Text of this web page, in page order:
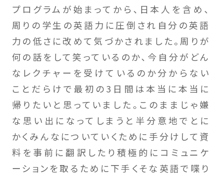
プログラムが始まってから、日本人を含め、
周りの学生の英語力に圧倒され自分の英語
力の低さに改めて気づかされました。周りが
何の話をして笑っているのか、今自分がどん
なレクチャーを受けているのか分からない
ことだらけで最初の3日間は本当に本当に
帰りたいと思っていました。このままじゃ嫌
な思い出になってしまうと半分意地でとに
かくみんなについていくために手分けして資
料を事前に翻訳したり積極的にコミュニケ
ーションを取るために下手くそな英語で喋り